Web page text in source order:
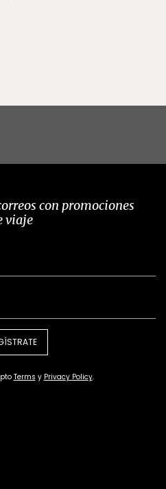
con promociones
viaje
Terms y Privacy Policy.